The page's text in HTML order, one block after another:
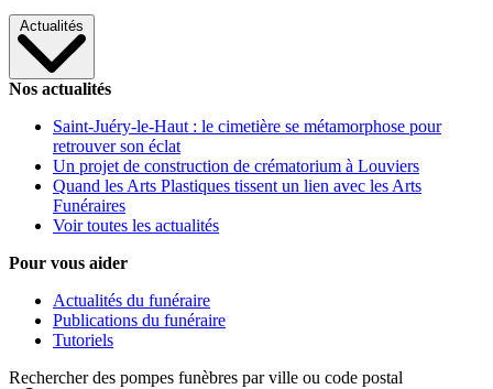
Actualités
Nos actualités
Saint-Juéry-le-Haut : le cimetière se métamorphose pour
retrouver son éclat
Un projet de construction de crématorium à Louviers
Quand les Arts Plastiques tissent un lien avec les Arts
Funéraires
Voir toutes les actualités
Pour vous aider
Actualités du funéraire
Publications du funéraire
Tutoriels
Rechercher des pompes funèbres par ville ou code postal